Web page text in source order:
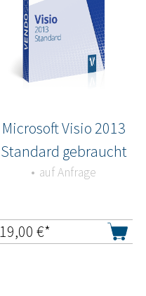
Microsoft Visio 2013
Standard gebraucht
auf Anfrage
19,00 €*